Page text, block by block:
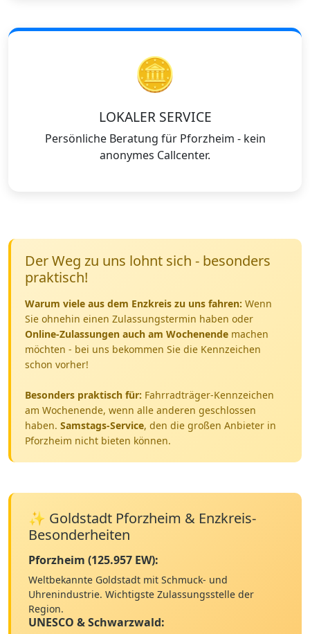
🪙
LOKALER SERVICE
Persönliche Beratung für Pforzheim - kein
anonymes Callcenter.
Der Weg zu uns lohnt sich - besonders
praktisch!
Warum viele aus dem Enzkreis zu uns fahren: Wenn
Sie ohnehin einen Zulassungstermin haben oder
Online-Zulassungen auch am Wochenende machen
möchten - bei uns bekommen Sie die Kennzeichen
schon vorher!
Besonders praktisch für: Fahrradträger-Kennzeichen
am Wochenende, wenn alle anderen geschlossen
haben. Samstags-Service, den die großen Anbieter in
Pforzheim nicht bieten können.
✨ Goldstadt Pforzheim & Enzkreis-
Besonderheiten
Pforzheim (125.957 EW):
Weltbekannte Goldstadt mit Schmuck- und
Uhrenindustrie. Wichtigste Zulassungsstelle der
Region.
UNESCO & Schwarzwald: